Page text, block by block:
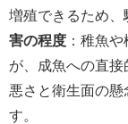
増殖できるため、
害の程度 ：稚魚
が、成魚への直
悪さと衛生面の
す。